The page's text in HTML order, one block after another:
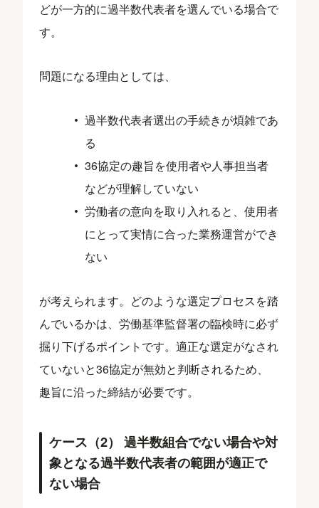
どが一方的に過半数代表者を選んでいる場合で
す。
問題になる理由としては、
過半数代表者選出の手続きが煩雑であ
る
36協定の趣旨を使用者や人事担当者
などが理解していない
労働者の意向を取り入れると、使用者
にとって実情に合った業務運営ができ
ない
が考えられます。どのような選定プロセスを踏
んでいるかは、労働基準監督署の臨検時に必ず
掘り下げるポイントです。適正な選定がなされ
ていないと36協定が無効と判断されるため、
趣旨に沿った締結が必要です。
ケース（2） 過半数組合でない場合や対
象となる過半数代表者の範囲が適正で
ない場合